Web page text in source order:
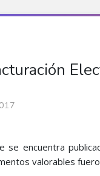
se encuentra
valorables